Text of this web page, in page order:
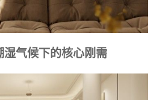
湿气候下的核心刚需